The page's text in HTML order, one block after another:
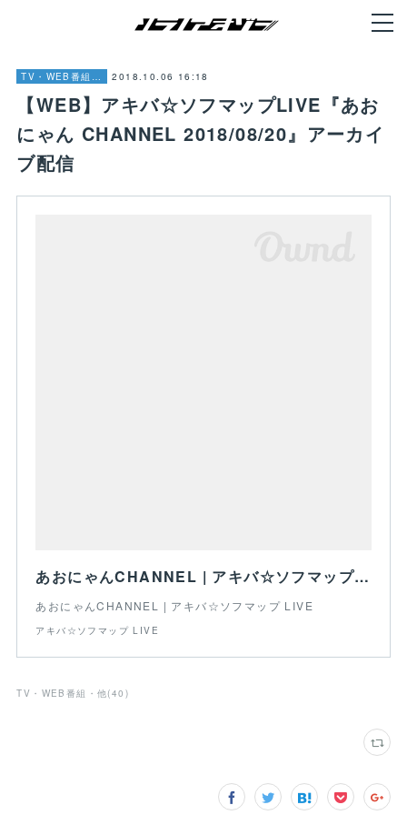
TV・WEB番組・他 2018.10.06 16:18
【WEB】アキバ☆ソフマップLIVE『あお
にゃん CHANNEL 2018/08/20』アーカイ
ブ配信
あおにゃんCHANNEL | アキバ☆ソフマップ LIVE
あおにゃんCHANNEL | アキバ☆ソフマップ LIVE
アキバ☆ソフマップ LIVE
TV・WEB番組・他(40 )